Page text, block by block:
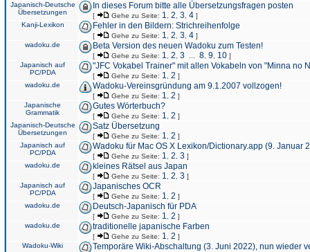
Japanisch-Deutsche
Übersetzungen
In dieses Forum bitte alle Übersetzungsfragen posten
[ Gehe zu Seite: 1 2 3 4 ]
Kanji-Lexikon
Fehler in den Bildern: Strichreihenfolge
[ Gehe zu Seite: 1 2 3 4 ]
wadoku.de
Beta Version des neuen Wadoku zum Testen!
[ Gehe zu Seite: 1 2 3 8 9 10 ]
Japanisch auf
PC/PDA
"JFC Vokabel Trainer" mit allen Vokabeln von "Minna no
[ Gehe zu Seite: 1 2 ]
wadoku.de
Wadoku-Vereinsgründung am 9.1.2007 vollzogen!
[ Gehe zu Seite: 1 2 ]
Japanische
Grammatik
Gutes Wörterbuch?
[ Gehe zu Seite: 1 2 ]
Japanisch-Deutsche
Übersetzungen
Satz Übersetzung
[ Gehe zu Seite: 1 2 ]
Japanisch auf
PC/PDA
Wadoku für Mac OS X Lexikon/Dictionary.app (9. Januar
[ Gehe zu Seite: 1 2 3 ]
wadoku.de
kleines Rätsel aus Japan
[ Gehe zu Seite: 1 2 3 ]
Japanisch auf
PC/PDA
Japanisches OCR
[ Gehe zu Seite: 1 2 ]
wadoku.de
Deutsch-Japanisch für PDA
[ Gehe zu Seite: 1 2 ]
wadoku.de
traditionelle japanische Farben
[ Gehe zu Seite: 1 2 ]
Wadoku-Wiki
Temporäre Wiki-Abschaltung (3. Juni 2022), nun wieder